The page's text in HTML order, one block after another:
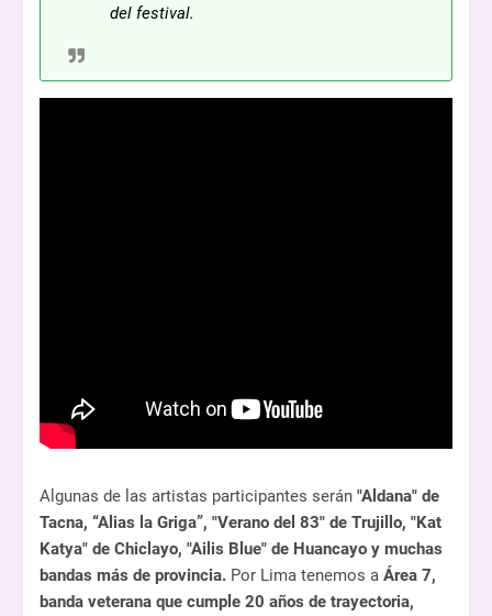
del festival.
Algunas de las artistas participantes serán "Aldana" de
Tacna, “Alias la Griga”, "Verano del 83" de Trujillo, "Kat
Katya" de Chiclayo, "Ailis Blue" de Huancayo y muchas
bandas más de provincia. Por Lima tenemos a Área 7,
banda veterana que cumple 20 años de trayectoria,